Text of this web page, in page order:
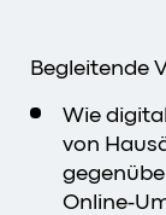
Begleitende
Wie
von
Online-